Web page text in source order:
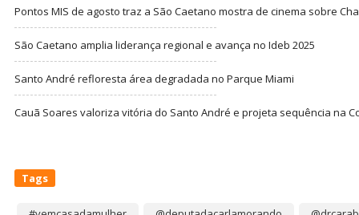
Pontos MIS de agosto traz a São Caetano mostra de cinema sobre
São Caetano amplia liderança regional e avança no Ideb 2025
Santo André refloresta área degradada no Parque Miami
Cauã Soares valoriza vitória do Santo André e projeta sequência na
Tags